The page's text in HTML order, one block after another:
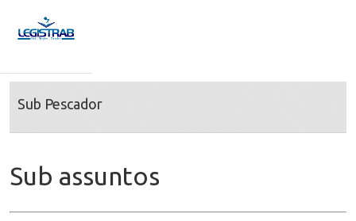
Sub Pescador
Sub assuntos